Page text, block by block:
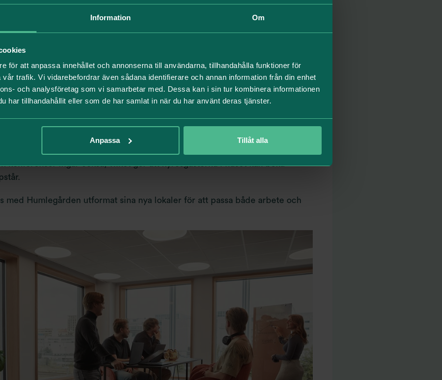
Information Om
för att anpassa innehållet och annonserna till användarna, tillhandahålla funktioner för
trafik. Vi vidarebefordrar även sådana identifierare och annan information från din enhet
och analysföretag som vi samarbetar med. Dessa kan i sin tur kombinera informationen
har tillhandahållit eller som de har samlat in när du har använt deras tjänster.
Anpassa Tillåt alla
som stack ut jämfört med andra alternativ?
har gymmet, takbaren– och allt där emellan.
vilket präglar såväl atmosfär som service. Här finns allt från
konferenser ingår också, vilket gör att hyresgästerna i huset kan boka
med Humlegården utformat sina nya lokaler för att passa både arbete och